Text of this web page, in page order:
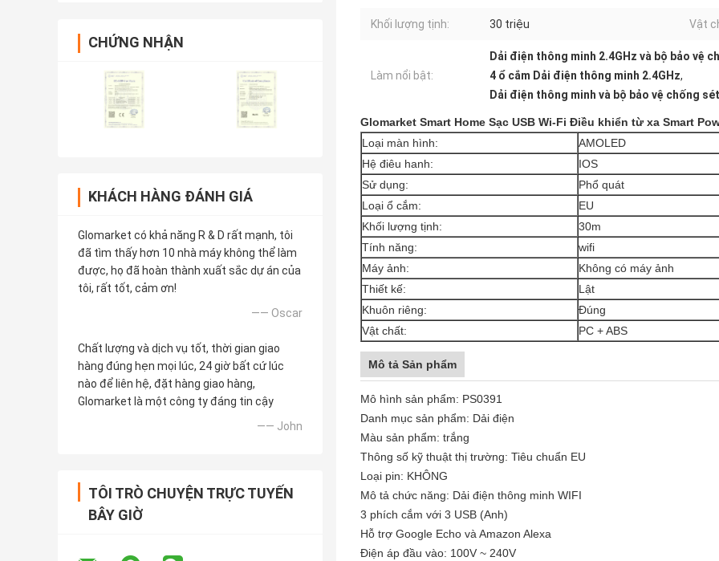
CHỨNG NHẬN
KHÁCH HÀNG ĐÁNH GIÁ
Glomarket có khả năng R & D rất mạnh, tôi
đã tìm thấy hơn 10 nhà máy không thể làm
được, họ đã hoàn thành xuất sắc dự án của
tôi, rất tốt, cảm ơn!
—— Oscar
Chất lượng và dịch vụ tốt, thời gian giao
hàng đúng hẹn mọi lúc, 24 giờ bất cứ lúc
nào để liên hệ, đặt hàng giao hàng,
Glomarket là một công ty đáng tin cậy
—— John
TÔI TRÒ CHUYỆN TRỰC TUYẾN
BÂY GIỜ
Khối lượng tịnh: 30 triệu Vật
Làm nổi bật:
Dải điện thông minh 2.4GHz và bộ bảo vệ
4 ổ cắm Dải điện thông minh 2.4GHz,
Dải điện thông minh và bộ bảo vệ chống
Glomarket Smart Home Sạc USB Wi-Fi Điều khiển từ xa Smart
Loại màn hình:
AMOLED
Hệ điêu hanh:
IOS
Sử dụng:
Phổ quát
Loại ổ cắm:
EU
Khối lượng tịnh:
30m
Tính năng:
wifi
Máy ảnh:
Không có máy ảnh
Thiết kế:
Lật
Khuôn riêng:
Đúng
Vật chất:
PC + ABS
Mô tả Sản phẩm
Mô hình sản phẩm: PS0391
Danh mục sản phẩm: Dải điện
Màu sản phẩm: trắng
Thông số kỹ thuật thị trường: Tiêu chuẩn EU
Loại pin: KHÔNG
Mô tả chức năng: Dải điện thông minh WIFI
3 phích cắm với 3 USB (Anh)
Hỗ trợ Google Echo và Amazon Alexa
Điện áp đầu vào: 100V ~ 240V